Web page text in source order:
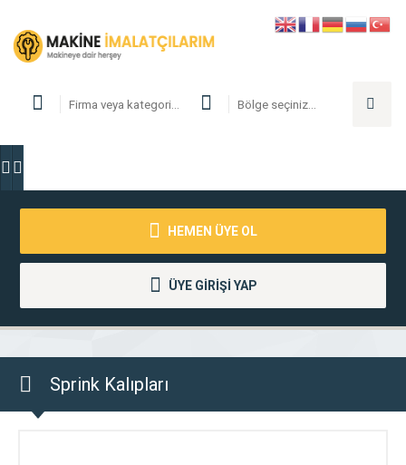
HEMEN ÜYE OL
ÜYE GİRİŞİ YAP
Sprink Kalıpları